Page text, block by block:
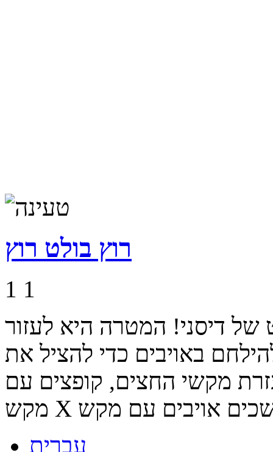
רוץ בולט רוץ
1 1
דיסני! המטרה היא לעזור
באויבים כדי להציל את
מקשי החצים, קופצים עם
עברית